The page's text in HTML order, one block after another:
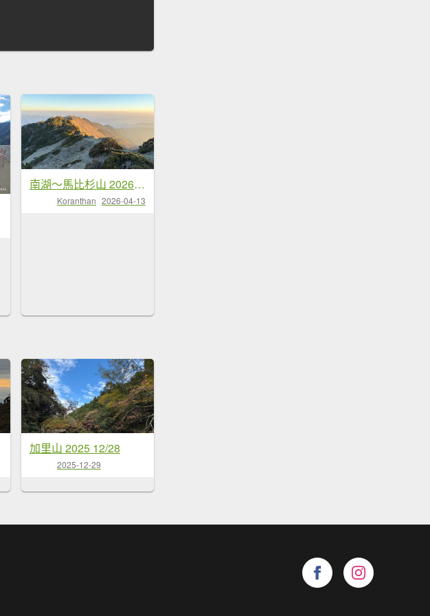
南湖～馬比杉山 2026 04/10-12 三天兩夜
Koranthan 2026-04-13
加里山 2025 12/28
2025-12-29